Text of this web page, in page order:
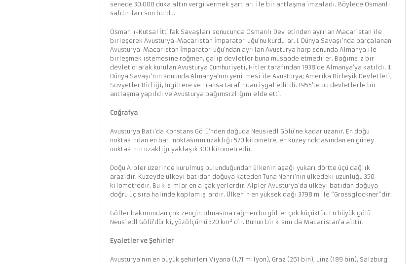
senede 30.000 duka altın vergi vermek şartları ile bir antlaşma imzaladı. Böylece Osmanlı
saldırıları son buldu.
Osmanlı-Kutsal İttifak Savaşları sonucunda Osmanlı Devletinden ayrılan Macaristan ile
birleşerek Avusturya-Macaristan İmparatorluğu’nu kurdular. I. Dünya Savaşı’nda parçalanan
Avusturya-Macaristan İmparatorluğu’ndan ayrılan Avusturya harp sonunda Almanya ile
birleşmek istemesine rağmen, galip devletler buna müsaade etmediler. Bağımsız bir
devlet olarak kurulan Avusturya Cumhuriyeti, Hitler tarafından 1938’de Almanya’ya katıldı. II.
Dünya Savaşı’nın sonunda Almanya’nın yenilmesi ile Avusturya; Amerika Birleşik Devletleri,
Sovyetler Birliği, İngiltere ve Fransa tarafından işgal edildi. 1955’te bu devletlerle bir
antlaşma yapıldı ve Avusturya bağımsızlığını elde etti.
Coğrafya
Avusturya Batı’da Konstans Gölü’nden doğuda Neusiedl Gölü’ne kadar uzanır. En doğu
noktasından en batı noktasının uzaklığı 570 kilometre, en kuzey noktasından en güney
noktasının uzaklığı yaklaşık 300 kilometredir.
Doğu Alpler üzerinde kurulmuş bulunduğundan ülkenin aşağı yukarı dörtte üçü dağlık
arazidir. Kuzeyde ülkeyi batıdan doğuya kateden Tuna Nehri’nin ülkedeki uzunluğu 350
kilometredir. Bu kısımlar en alçak yerlerdir. Alpler Avusturya’da ülkeyi batıdan doğuya
doğru üç sıra halinde kaplamışlardır. Ülkenin en yüksek dağı 3798 m ile “Grossglockner”dir.
Göller bakımından çok zengin olmasına rağmen bu göller çok küçüktür. En büyük gölü
Neusiedl Gölü’dür ki, yüzölçümü 320 km² dir. Bunun bir kısmı da Macaristan’a aittir.
Eyaletler ve Şehirler
Avusturya’nın en büyük şehirleri Viyana (1,71 milyon), Graz (261 bin), Linz (189 bin), Salzburg